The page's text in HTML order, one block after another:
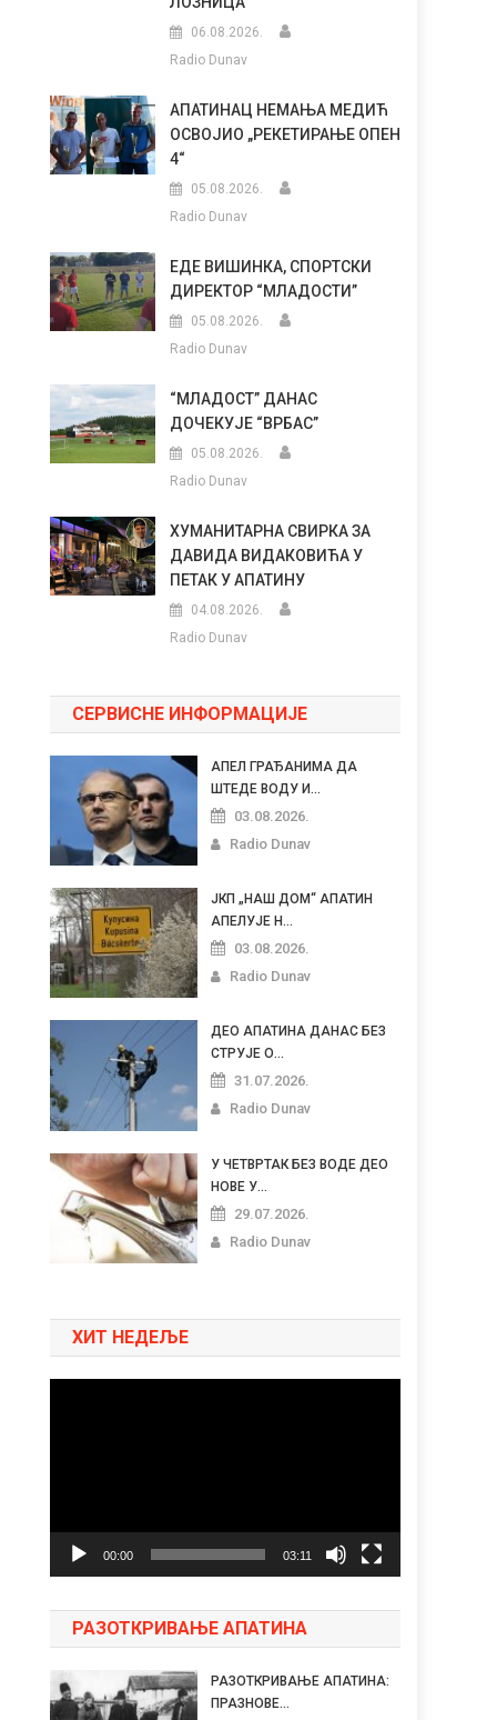
06.08.2026.
Radio Dunav
АПАТИНАЦ НЕМАЊА МЕДИЋ
ОСВОЈИО „РЕКЕТИРАЊЕ ОПЕН
4“
05.08.2026.
Radio Dunav
ЕДЕ ВИШИНКА, СПОРТСКИ
ДИРЕКТОР “МЛАДОСТИ”
05.08.2026.
Radio Dunav
“МЛАДОСТ” ДАНАС
ДОЧЕКУЈЕ “ВРБАС”
05.08.2026.
Radio Dunav
ХУМАНИТАРНА СВИРКА ЗА
ДАВИДА ВИДАКОВИЋА У
ПЕТАК У АПАТИНУ
04.08.2026.
Radio Dunav
СЕРВИСНЕ ИНФОРМАЦИЈЕ
АПЕЛ ГРАЂАНИМА ДА
ШТЕДЕ ВОДУ И...
03.08.2026.
Radio Dunav
ЈКП „НАШ ДОМ“ АПАТИН
АПЕЛУЈЕ Н...
03.08.2026.
Radio Dunav
ДЕО АПАТИНА ДАНАС БЕЗ
СТРУЈЕ О...
31.07.2026.
Radio Dunav
У ЧЕТВРТАК БЕЗ ВОДЕ ДЕО
НОВЕ У...
29.07.2026.
Radio Dunav
ХИТ НЕДЕЉЕ
00:00 03:11
РАЗОТКРИВАЊЕ АПАТИНА
РАЗОТКРИВАЊЕ АПАТИНА:
ПРАЗНОВЕ...